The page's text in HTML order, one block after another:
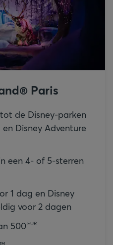
Paris
de Disney-parken
Disney Adventure
een 4- of 5-sterren
1 dag en Disney
voor 2 dagen
500 EUR